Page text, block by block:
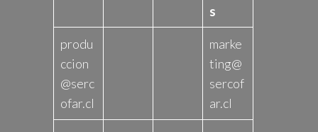
s
produ
ccion
@serc
ofar.cl
marke
ting@
sercof
ar.cl